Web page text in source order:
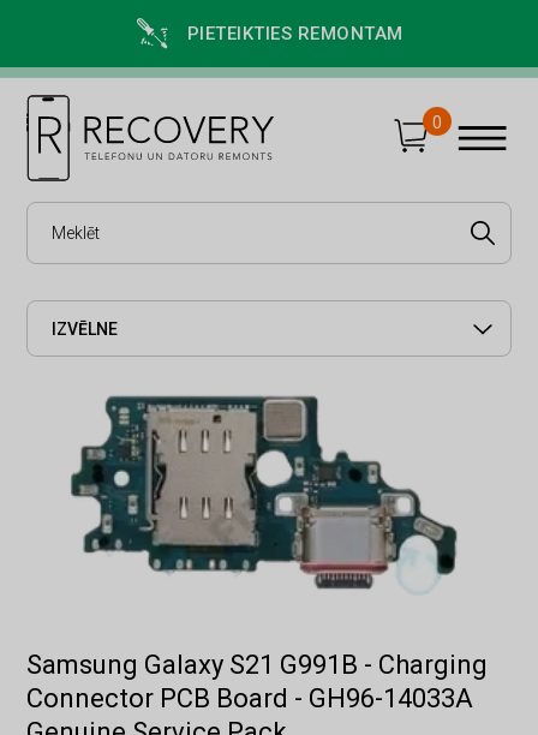
PIETEIKTIES REMONTAM
0
IZVĒLNE
Samsung Galaxy S21 G991B - Charging
Connector PCB Board - GH96-14033A